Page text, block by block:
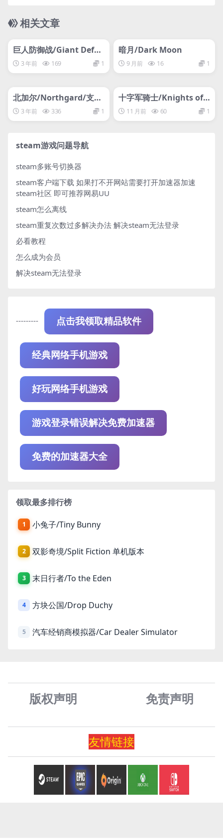
相关文章
网盘下载游戏
巨人防御战/Giant Defen
se 3 年前 169 1
暗月/Dark Moon
9 月前 16 1
支持网络联机
北加尔/Northgard/支持
网络联机
3 年前 336 1
网盘下载游戏
十字军骑士/Knights of t
he Crusades
11 月前 60 1
steam游戏问题导航
steam多账号切换器
steam客户端下载 如果打不开网站需要打开加速器加速
steam社区 即可推荐网易UU
steam怎么离线
steam重复次数过多解决办法 解决steam无法登录
必看教程
怎么成为会员
解决steam无法登录
--------- 点击我领取精品软件
经典网络手机游戏
好玩网络手机游戏
游戏登录错误解决免费加速器
免费的加速器大全
领取最多排行榜
1 小兔子/Tiny Bunny
2 双影奇境/Split Fiction 单机版本
3 末日行者/To the Eden
4 方块公国/Drop Duchy
5 汽车经销商模拟器/Car Dealer Simulator
版权声明 免责声明
友情链接